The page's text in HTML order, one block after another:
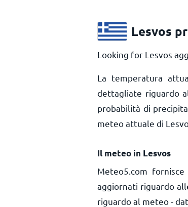
Lesvos
Looking for Lesvos
La temperatura
dettagliate riguardo
probabilità di
meteo attuale di
Il meteo in Lesvos
Meteo5.com
aggiornati riguardo
riguardo al meteo -